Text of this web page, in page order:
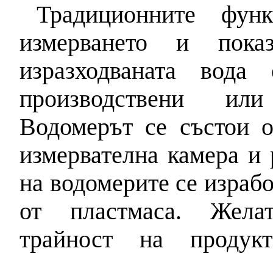
Традиционните
измерването и
изразходваната
производствени
Водомерът се състои
измервателна камера и
на водомерите се
от пластмаса.
трайност на